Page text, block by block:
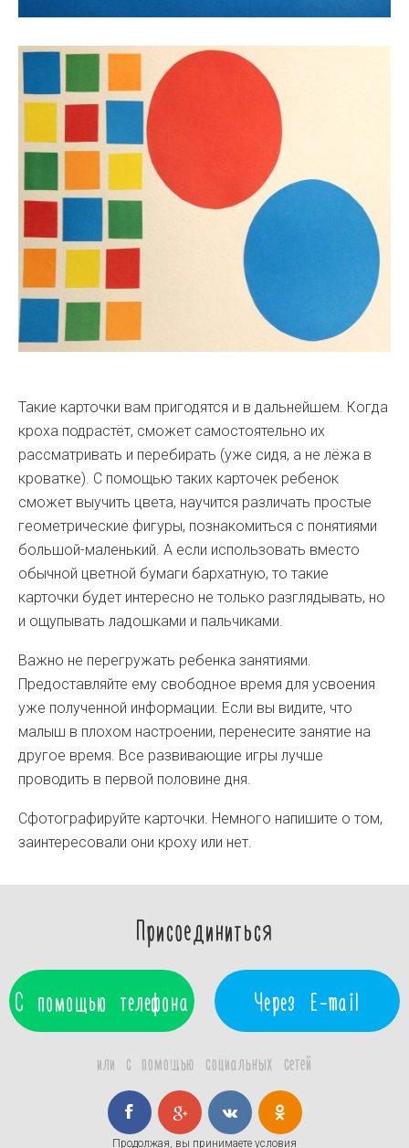
Такие карточки вам пригодятся и в дальнейшем. Когда
кроха подрастёт, сможет самостоятельно их
рассматривать и перебирать (уже сидя, а не лёжа в
кроватке). С помощью таких карточек ребенок
сможет выучить цвета, научится различать простые
геометрические фигуры, познакомиться с понятиями
большой-маленький. А если использовать вместо
обычной цветной бумаги бархатную, то такие
карточки будет интересно не только разглядывать, но
и ощупывать ладошками и пальчиками.
Важно не перегружать ребенка занятиями.
Предоставляйте ему свободное время для усвоения
уже полученной информации. Если вы видите, что
малыш в плохом настроении, перенесите занятие на
другое время. Все развивающие игры лучше
проводить в первой половине дня.
Сфотографируйте карточки. Немного напишите о том,
заинтересовали они кроху или нет.
Присоединиться
С помощью телефона Через E-mail
или с помощью социальных сетей
Продолжая, вы принимаете условия